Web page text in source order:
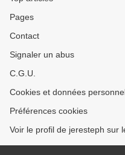
Pages
Contact
Signaler un abus
C.G.U.
Cookies et données
Préférences cookies
Voir le profil de jeresteph sur